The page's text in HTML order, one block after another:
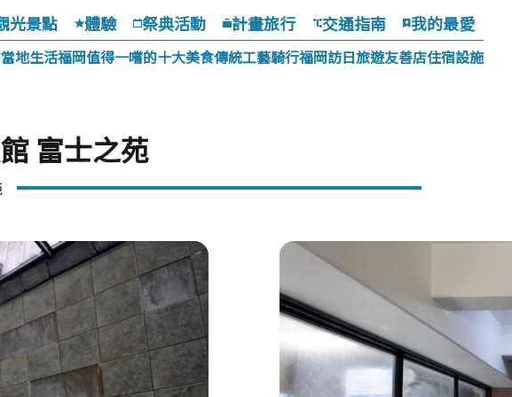
光景點 體驗 祭典活動 計畫旅行 交通指南 我的最愛
地生活福岡值得一嚐的十大美食傳統工藝騎行福岡訪日旅遊友善店住宿設施
富士之苑